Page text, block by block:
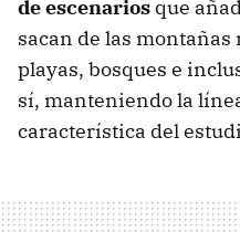
de escenarios que
sacan de las
playas, bosques e
sí, manteniendo la
característica del